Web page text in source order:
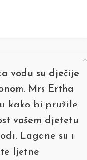
vodu su dječije
Mrs Ertha
kako bi pružile
vašem djetetu
Lagane su i
ljetne